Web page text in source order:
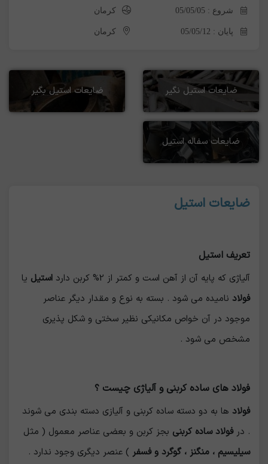
شروع : 05/05/05 کرمان
پایان : 05/05/12 کرمان
ضایعات استیل نگیر ضایعات استیل بگیر
ضایعات سفاله استیل
ضایعات استیل
تعریف استیل
آلیاژی که پایه آن از آهن است و کمتر از 2% کربن دارد استیل یا
فولاد نامیده می شود . بسته به نوع و مقدار دیگر عناصر
موجود در آن خواص مکانیکی نظیر سختی و شکل پذیری
مشخص می شود .
فولاد های ساده کربنی و آلیاژی چیست ؟
فولاد ها به دو دسته ساده کربنی و آلیازی دسته بندی می شوند
. درفولاد ساده کربنی بجز کربن و بعضی عناصر معمول ( مثل
سیلیسیم ، منگنز ، گوگرد و فسفر ) عنصر دیگری وجود ندارد .